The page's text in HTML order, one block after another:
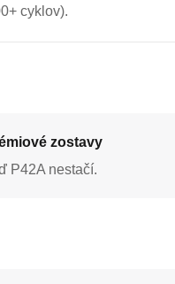
cyklov).
zostavy
P42A nestačí.